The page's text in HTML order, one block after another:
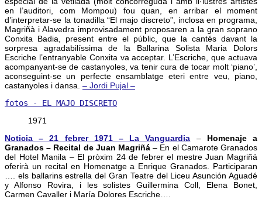
en l’auditori, com Mompou) fou quan, en arribar el moment
d’interpretar-se la tonadilla “El majo discreto”, inclosa en programa,
Magriñà i Alavedra improvisadament proposaren a la gran soprano
Conxita Badia, present entre el públic, que la cantés davant la
sorpresa agradabilíssima de la Ballarina Solista Maria Dolors
Escriche l’entranyable Conxita va acceptar. L’Escriche, que actuava
acompanyant-se de castanyoles, va tenir cura de tocar molt ‘piano’,
aconseguint-se un perfecte ensamblatge eteri entre veu, piano,
castanyoles i dansa. – Jordi Pujal –
fotos - EL MAJO DISCRETO
1971
Noticia – 21 febrer 1971 – La Vanguardia – Homenaje a
Granados – Recital de Juan Magriñá – En el Camarote Granados
del Hotel Manila – El pròxim 24 de febrer el mestre Juan Magriñá
oferirà un recital en Homenatge a Enrique Granados. Participaran
…. els ballarins estrella del Gran Teatre del Liceu Asunción Aguadé
y Alfonso Rovira, i les solistes Guillermina Coll, Elena Bonet,
Carmen Cavaller i María Dolores Escriche….